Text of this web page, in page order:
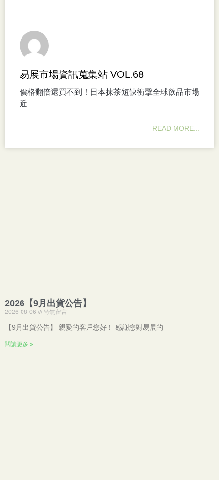
易展市場資訊蒐集站 VOL.68
價格翻倍還買不到！日本抹茶短缺衝擊全球飲品市場
近
READ MORE...
2026【9月出貨公告】
2026-08-06 尚無留言
【9月出貨公告】 親愛的客戶您好！ 感謝您對易展的
閱讀更多 »